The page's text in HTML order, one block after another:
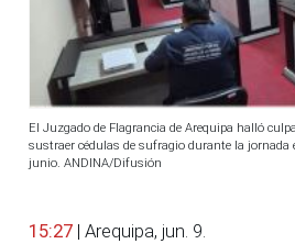
El Juzgado de Flagrancia de Arequipa halló
sustraer cédulas de sufragio durante la jornada
junio. ANDINA/Difusión
15:27 | Arequipa, jun. 9.